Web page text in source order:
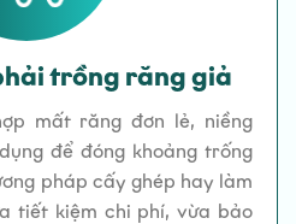
trồng răng giả
mất răng đơn lẻ, niềng
để đóng khoảng trống
pháp cấy ghép hay làm
tiết kiệm chi phí, vừa bảo